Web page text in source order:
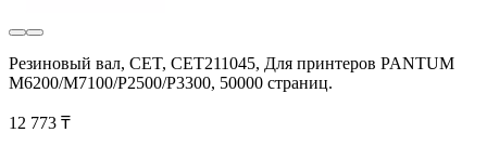
Резиновый вал, CET, CET211045, Для принтеров PANTUM
M6200/M7100/P2500/P3300, 50000 страниц.
12 773 ₸